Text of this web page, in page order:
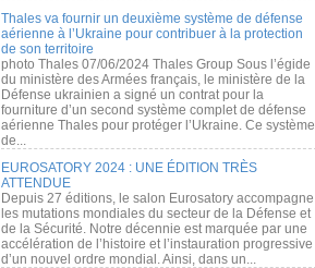
Thales va fournir un deuxième système de défense
aérienne à l’Ukraine pour contribuer à la protection
de son territoire
photo Thales 07/06/2024 Thales Group Sous l’égide
du ministère des Armées français, le ministère de la
Défense ukrainien a signé un contrat pour la
fourniture d’un second système complet de défense
aérienne Thales pour protéger l’Ukraine. Ce système
de...
EUROSATORY 2024 : UNE ÉDITION TRÈS
ATTENDUE
Depuis 27 éditions, le salon Eurosatory accompagne
les mutations mondiales du secteur de la Défense et
de la Sécurité. Notre décennie est marquée par une
accélération de l’histoire et l’instauration progressive
d’un nouvel ordre mondial. Ainsi, dans un...